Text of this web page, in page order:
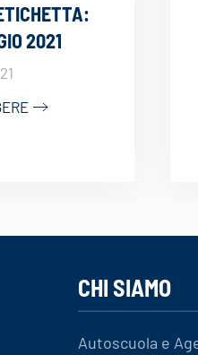
2021
CHI SIAMO
Autoscuola e